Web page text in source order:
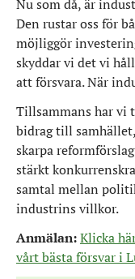
Nu som då, är
Den rustar oss för
möjliggör
skyddar vi det vi
att försvara. När
Tillsammans har vi
bidrag till
skarpa
stärkt
samtal mellan
industrins villkor.
Anmälan:Klicka
vårt bästa försvar i